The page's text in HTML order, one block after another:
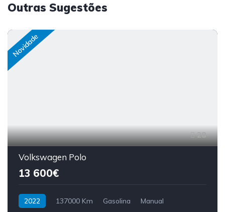
Outras Sugestões
Novidade
28
Volkswagen Polo
13 600€
2022 137000 Km Gasolina Manual